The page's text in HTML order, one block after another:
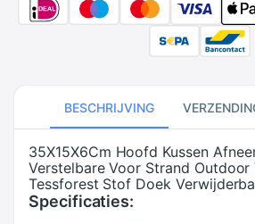
BESCHRIJVING
35X15X6Cm Hoofd Kussen
Verstelbare Voor Strand Outdoor
Tessforest Stof Doek
Specificaties: